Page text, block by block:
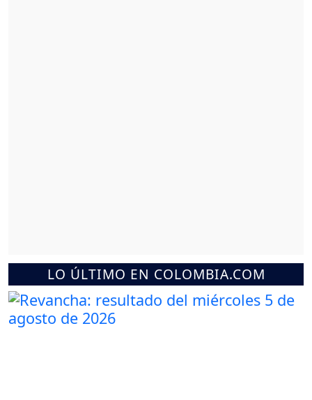
LO ÚLTIMO EN COLOMBIA.COM